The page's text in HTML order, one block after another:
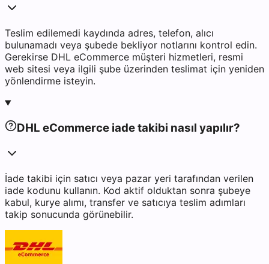
Teslim edilemedi kaydında adres, telefon, alıcı
bulunamadı veya şubede bekliyor notlarını kontrol edin.
Gerekirse DHL eCommerce müşteri hizmetleri, resmi
web sitesi veya ilgili şube üzerinden teslimat için yeniden
yönlendirme isteyin.
DHL eCommerce iade takibi nasıl yapılır?
İade takibi için satıcı veya pazar yeri tarafından verilen
iade kodunu kullanın. Kod aktif olduktan sonra şubeye
kabul, kurye alımı, transfer ve satıcıya teslim adımları
takip sonucunda görünebilir.